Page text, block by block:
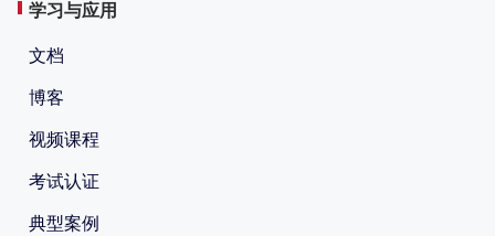
学习与应用
文档
博客
视频课程
考试认证
典型案例